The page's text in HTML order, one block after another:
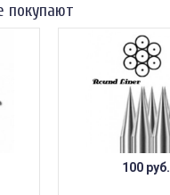
покупают
100 руб.